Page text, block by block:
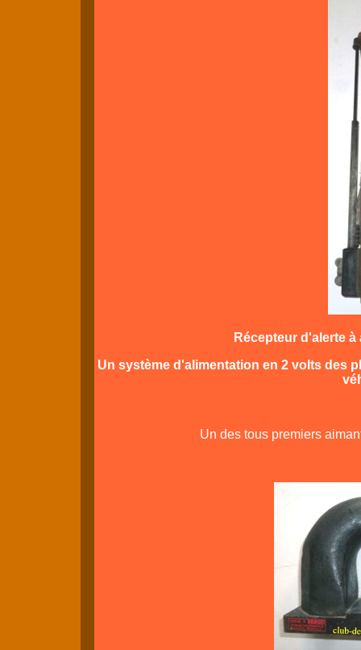
Récepteur d'alerte
Un système d'alimentation en 2 volts des
Un des tous premiers